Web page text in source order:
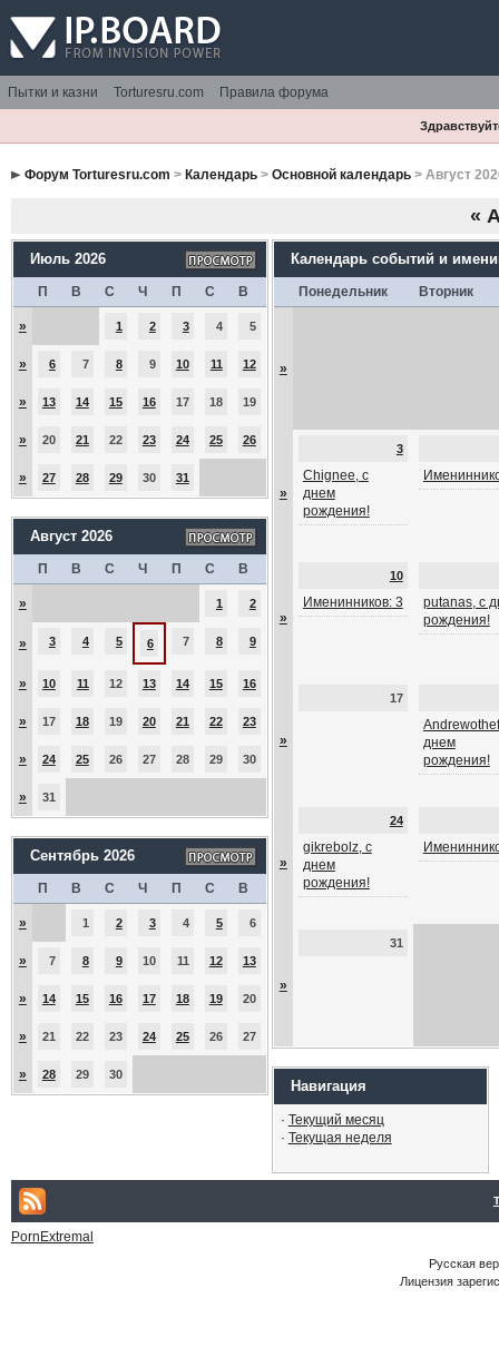
Пытки и казни Torturesru.com Правила форума
Форум Torturesru.com > Календарь> Основной календарь> Август
«
Июль 2026
П В С Ч П С В
» 1 2 3 4 5
» 6 7 8 9 10 11 12
» 13 14 15 16 17 18 19
» 20 21 22 23 24 25 26
» 27 28 29 30 31
Август 2026
П В С Ч П С В
» 1 2
» 3 4 5 6 7 8 9
» 10 11 12 13 14 15 16
» 17 18 19 20 21 22 23
» 24 25 26 27 28 29 30
» 31
Сентябрь 2026
П В С Ч П С В
» 1 2 3 4 5 6
» 7 8 9 10 11 12 13
» 14 15 16 17 18 19 20
» 21 22 23 24 25 26 27
» 28 29 30
Календарь событий и
Понедельник Вторник
»
»
3
Chignee, с
днем
рождения!
»
10
Именинников: 3
putanas, с
рождения!
»
17
днем
рождения!
»
24
gikrebolz, с
днем
рождения!
»
31
Навигация
· Текущий месяц
· Текущая неделя
PornExtremal
Русская
Лицензия